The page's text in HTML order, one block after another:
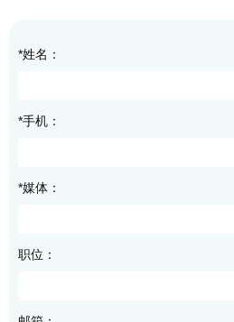
*姓名：
*手机：
*媒体：
职位：